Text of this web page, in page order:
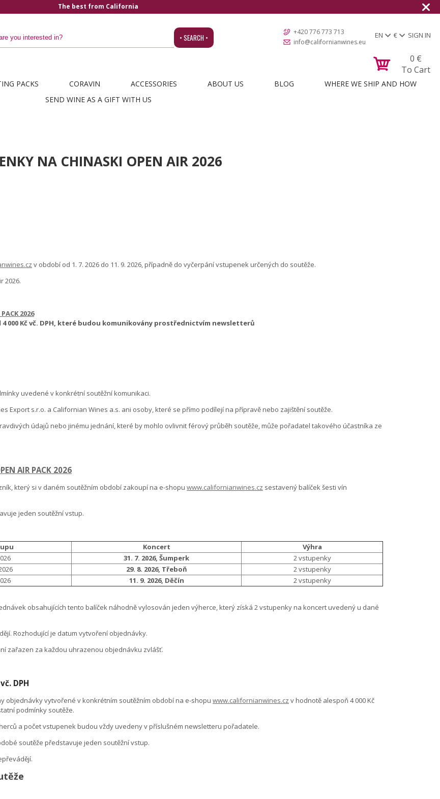
• SEARCH •
+420 776 773 713
info@californianwines.eu
EN € SIGN IN
0 €
To Cart
PACKS CORAVIN ACCESSORIES ABOUT US BLOG
WHERE WE SHIP AND HOW
SEND WINE AS A GIFT WITH US
NA CHINASKI OPEN AIR 2026
v období od 1. 7. 2026 do 11. 9. 2026, případně do vyčerpání vstupenek určených do soutěže.
2026.
2026
000 Kč vč. DPH, které budou komunikovány prostřednictvím newsletterů
uvedené v konkrétní soutěžní komunikaci.
Export s.r.o. a Californian Wines a.s. ani osoby, které se přímo podílejí na přípravě nebo zajištění soutěže.
údajů nebo jinému jednání, které by mohlo ovlivnit férový průběh soutěže, může pořadatel takového účastníka ze
AIR PACK 2026
který si v daném soutěžním období zakoupí na e-shopu www.californianwines.cz sestavený balíček šesti vín
jeden soutěžní vstup.
Koncert
Výhra
31. 7. 2026, Šumperk
2 vstupenky
29. 8. 2026, Třeboň
2 vstupenky
11. 9. 2026, Děčín 2 vstupenky
obsahujících tento balíček náhodně vylosován jeden výherce, který získá 2 vstupenky na koncert uvedený u dané
Rozhodující je datum vytvoření objednávky.
zařazen za každou uhrazenou objednávku zvlášť.
DPH
objednávky vytvořené v konkrétním soutěžním období na e-shopu www.californianwines.cz v hodnotě alespoň 4 000 Kč
podmínky soutěže.
a počet vstupenek budou vždy uvedeny v příslušném newsletteru pořadatele.
soutěže představuje jeden soutěžní vstup.